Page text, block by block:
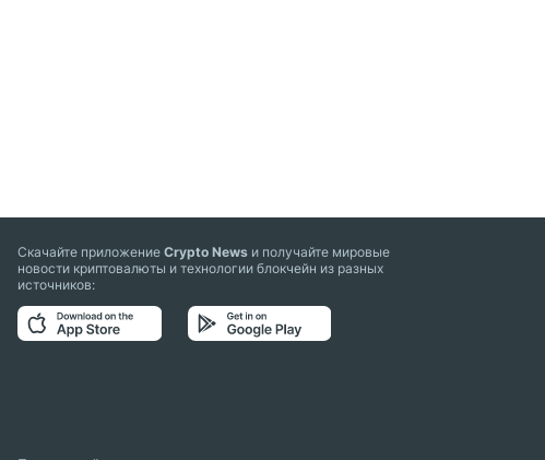
Скачайте приложениеCrypto News и получайте мировые
новости криптовалюты и технологии блокчейн из разных
источников: